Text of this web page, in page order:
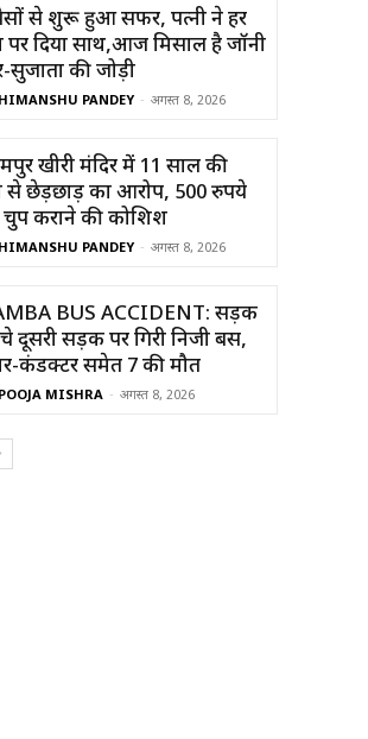
से शुरू हुआ सफर, पत्नी ने हर
दिया साथ,आज मिसाल है जॉनी
सुजाता की जोड़ी
HIMANSHU PANDEY - अगस्त 8, 2026
खीरी मंदिर में 11 साल की
से छेड़छाड़ का आरोप, 500 रुपये
कराने की कोशिश
HIMANSHU PANDEY - अगस्त 8, 2026
BUS ACCIDENT: सड़क
दूसरी सड़क पर गिरी निजी बस,
कंडक्टर समेत 7 की मौत
POOJA MISHRA - अगस्त 8, 2026